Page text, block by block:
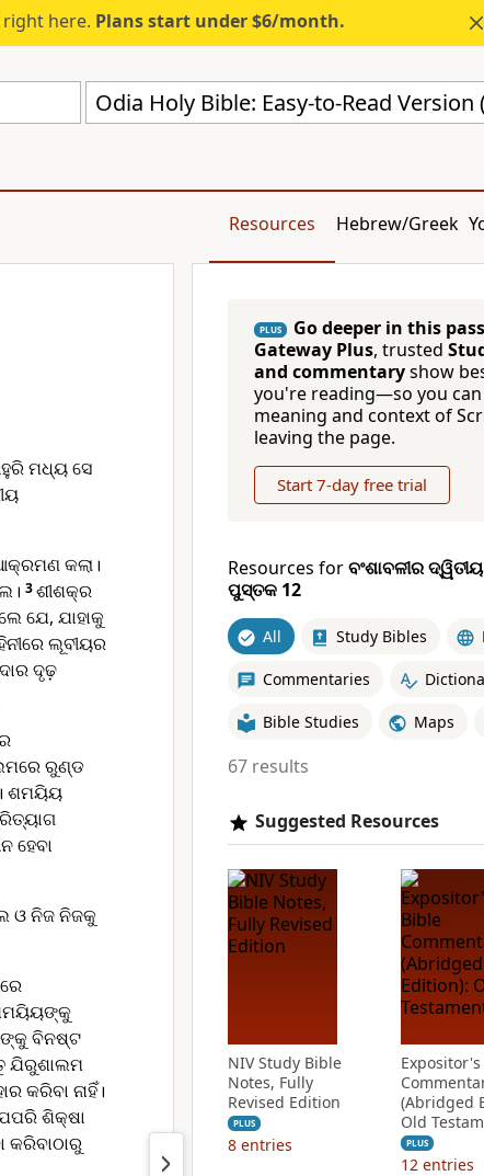
right here. Plans start under $6/month.
Resources Hebrew/Greek
ମଧ୍ୟ ସେ
କଲା।
3ଶୀଶ‌କ୍‌ର
ଯେ, ଯାହାକୁ
ଲୂବୀୟର
ଦୃଢ଼
ରୁଣ୍ଡ
ଶମୟିୟ
ହେବା
ଓ ନିଜ ନିଜକୁ
ବିନଷ୍ଟ
ଯିରୁଶାଲମ
କରିବା ନାହିଁ।
ଶିକ୍ଷା
କରିବାଠାରୁ
PLUS Go deeper in this
Gateway Plus, trusted
and commentaryshow
you're reading—so you
meaning and context of
leaving the page.
Start 7-day free trial
Resources forବଂଶାବଳୀର ଦ୍ୱିତୀୟ
ପୁସ୍ତକ 12
All Study Bibles
Commentaries
Bible Studies Maps
67 results
Suggested Resources
NIV Study Bible
Notes, Fully
Revised Edition
PLUS
8 entries
(Abridged
Old
PLUS
12 entries